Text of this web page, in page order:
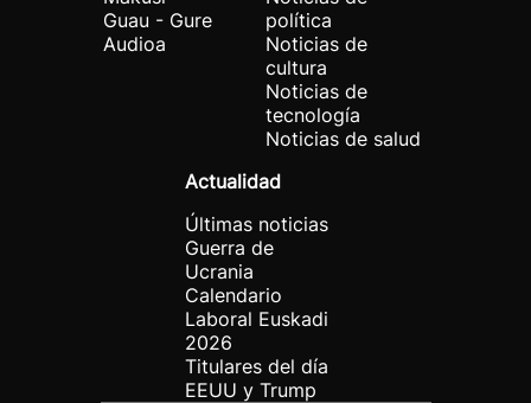
Guau - Gure
Audioa
política
Noticias de
cultura
Noticias de
tecnología
Noticias de salud
Actualidad
Últimas noticias
Guerra de
Ucrania
Calendario
Laboral Euskadi
2026
Titulares del día
EEUU y Trump